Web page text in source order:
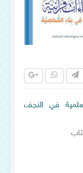
في النجف